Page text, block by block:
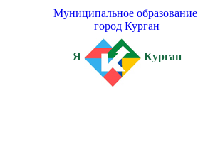
Муниципальное образование
город Курган
Я Курган